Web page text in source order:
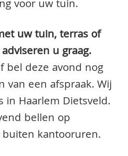
voor uw tuin.
uw tuin, terras of
u graag.
bel deze avond nog
van een afspraak. Wij
in Haarlem Dietsveld.
bellen op
kantooruren.